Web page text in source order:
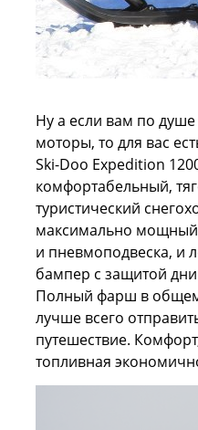
Ну а если вам по
моторы, то для вас
Ski-Doo Expedition
комфортабельный,
туристический
максимально
и пневмоподвеска, и
бампер с защитой
Полный фарш в
лучше всего
путешествие.
топливная